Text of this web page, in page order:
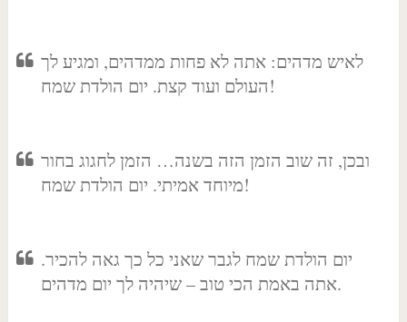
לאיש מדהים: אתה לא פחות ממדהים, ומגיע לך
העולם ועוד קצת. יום הולדת שמח!
ובכן, זה שוב הזמן הזה בשנה… הזמן לחגוג בחור
מיוחד אמיתי. יום הולדת שמח!
יום הולדת שמח לגבר שאני כל כך גאה להכיר.
אתה באמת הכי טוב – שיהיה לך יום מדהים.